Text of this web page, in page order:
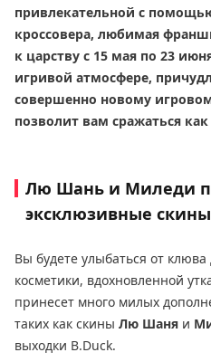
привлекательной с
кроссовера, любимая
к царству с 15 мая по 23
игривой атмосфере,
совершенно новому
позволит вам сражаться
Лю Шань и Миледи
эксклюзивные скины
Вы будете улыбаться от
косметики, вдохновленной
принесет много милых
таких как скины Лю Шаня и
выходки B.Duck.